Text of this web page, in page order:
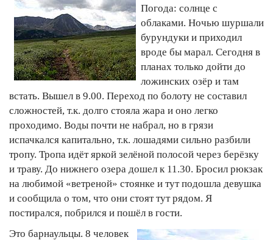
Погода: солнце с
облаками. Ночью шуршали
бурундуки и приходил
вроде бы марал. Сегодня в
планах только дойти до
ложинских озёр и там
встать. Вышел в 9.00. Переход по болоту не составил
сложностей, т.к. долго стояла жара и оно легко
проходимо. Воды почти не набрал, но в грязи
испачкался капитально, т.к. лошадями сильно разбили
тропу. Тропа идёт яркой зелёной полосой через берёзку
и траву. До нижнего озера дошел к 11.30. Бросил рюкзак
на любимой «ветреной» стоянке и тут подошла девушка
и сообщила о том, что они стоят тут рядом. Я
постирался, побрился и пошёл в гости.
Это барнаульцы. 8 человек